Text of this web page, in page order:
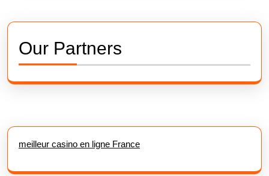
Our Partners
meilleur casino en ligne France